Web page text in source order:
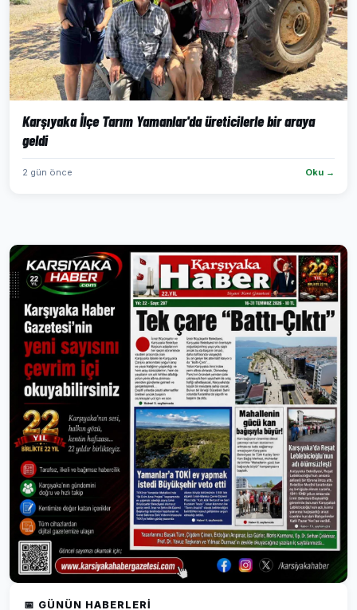
Karşıyaka İlçe Tarım Yamanlar'da üreticilerle bir araya
geldi
2 gün önce Oku →
📅 GÜNÜN HABERLERI